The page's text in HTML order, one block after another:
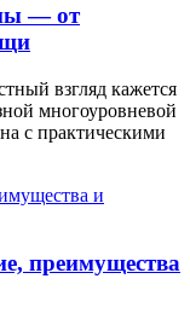
— от
взгляд кажется
многоуровневой
с практическими
преимущества